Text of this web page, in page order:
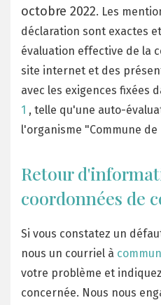
octobre 2022. Les
déclaration sont exactes
évaluation effective de la
site internet et des
avec les exigences fixées
1 , telle qu'une auto-
l'organisme "Commune de
Retour
coordonnées de
Si vous constatez un
nous un courriel à
votre problème et
concernée. Nous nous